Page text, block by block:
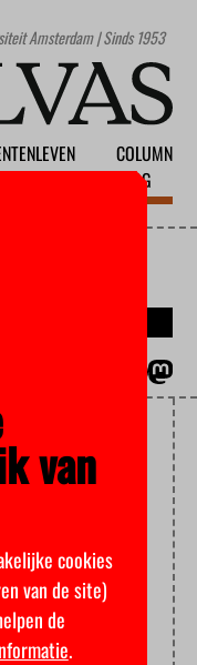
Amsterdam | Sinds 1953
COLUMN
BLOG
van
cookies
van de site)
de
.